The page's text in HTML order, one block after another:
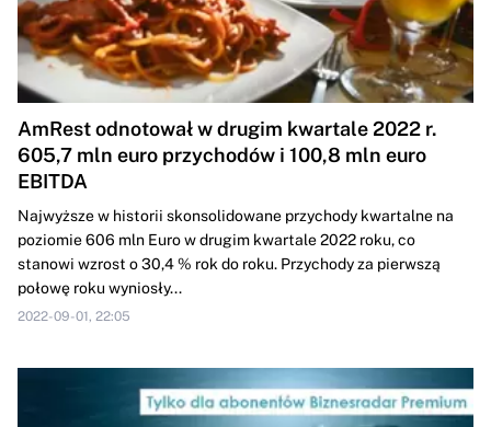
AmRest odnotował w drugim kwartale 2022 r.
605,7 mln euro przychodów i 100,8 mln euro
EBITDA
Najwyższe w historii skonsolidowane przychody kwartalne na
poziomie 606 mln Euro w drugim kwartale 2022 roku, co
stanowi wzrost o 30,4 % rok do roku. Przychody za pierwszą
połowę roku wyniosły...
2022-09-01, 22:05